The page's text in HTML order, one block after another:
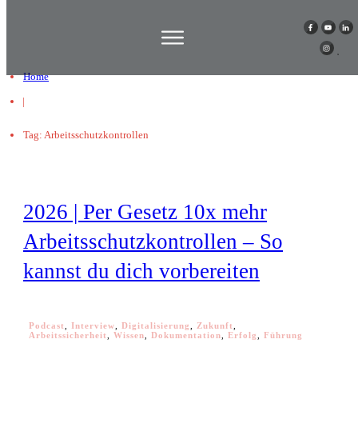
Home
|
Tag: Arbeitsschutzkontrollen
2026 | Per Gesetz 10x mehr
Arbeitsschutzkontrollen – So
kannst du dich vorbereiten
Podcast Interview Digitalisierung Zukunft
Arbeitssicherheit
Wissen Dokumentation Erfolg Führung